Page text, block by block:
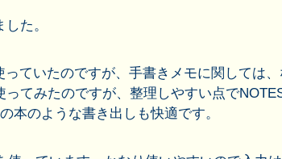
た。
っていたのですが、手書きメモに関しては
てみたのですが、整理しやすい点で
本のような書き出しも快適です。